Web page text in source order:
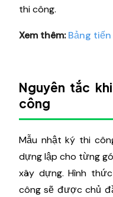
thi công.
Xem thêm: Bảng
Nguyên tắc
công
Mẫu nhật ký thi
dựng lập cho từng
xây dựng. Hình
công sẽ được chủ